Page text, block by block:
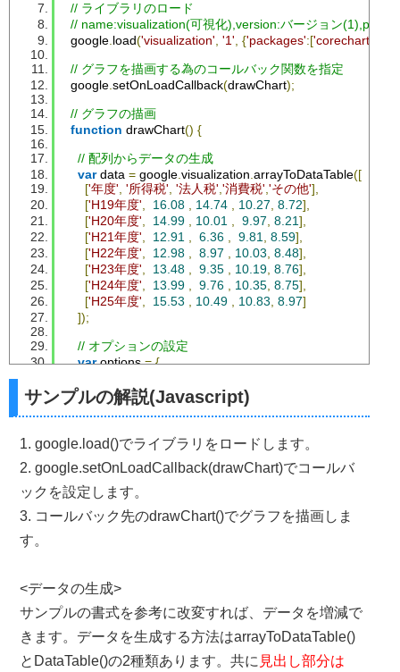
// ライブラリのロード
// name:visualization(可視化),version:バージョン
  google
.load('visualization', '1', {'packages':['corechart'
// グラフを描画する為のコールバック関数を指定
  google
.setOnLoadCallback(drawChart);
// グラフの描画
function drawChart() {
// 配列からデータの生成
var data = google.visualization.arrayToDataTable([
['年度', '所得税', '法人税','消費税','その他'],
['H19年度', 16.08 , 14.74 , 10.27, 8.72],
['H20年度', 14.99 , 10.01 , 9.97, 8.21],
['H21年度', 12.91 , 6.36 , 9.81, 8.59],
['H22年度', 12.98 , 8.97 , 10.03, 8.48],
['H23年度', 13.48 , 9.35 , 10.19, 8.76],
['H24年度', 13.99 , 9.76 , 10.35, 8.75],
['H25年度', 15.53 , 10.49 , 10.83, 8.97]
]);
// オプションの設定
var options = {
      isStacked
: true // 積み上げ
};
// 指定されたIDの要素に段付面グラフを作成
var chart = new google.visualization.SteppedAreaChart
// グラフの描画
    chart
.draw(
}
<!--  グラフの描画エリア -->
<div id="chart_div" style="width: 100%; height: 350px
</body>
</html>
サンプルの解説(Javascript)
1. google.load()でライブラリをロードします。
2. google.setOnLoadCallback(drawChart)でコールバ
ックを設定します。
3. コールバック先のdrawChart()でグラフを描画しま
す。
<データの生成>
サンプルの書式を参考に改変すれば、データを増減で
きます。データを生成する方法はarrayToDataTable()
とDataTable()の2種類あります。共に 見出し部分は